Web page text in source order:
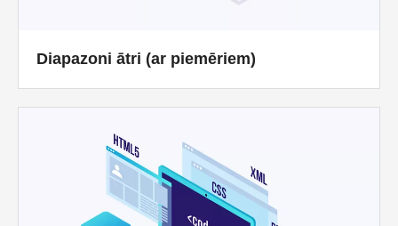
Diapazoni ātri (ar piemēriem)